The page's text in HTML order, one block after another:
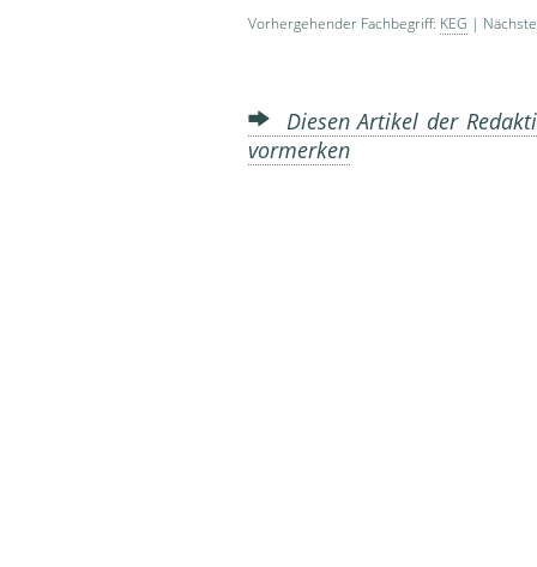
Vorhergehender Fachbegriff: KEG |
Diesen Artikel der
vormerken